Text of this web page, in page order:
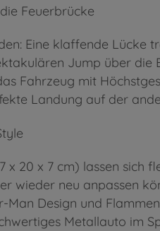
Feuerbrücke
Eine klaffende Lücke
Jump über
Fahrzeug mit
Landung auf der
x 20 x 7 cm) lassen
wieder neu anpassen
Design und
Metallauto im